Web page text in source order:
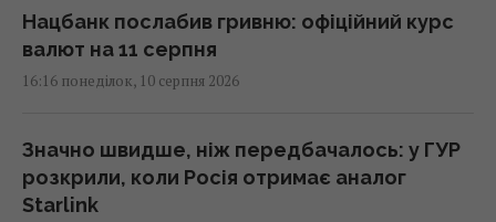
Нацбанк послабив гривню: офіційний курс
валют на 11 серпня
16:16 понеділок, 10 серпня 2026
Значно швидше, ніж передбачалось: у ГУР
розкрили, коли Росія отримає аналог
Starlink